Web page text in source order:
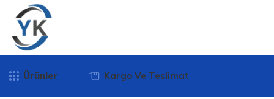
Ürünler Kargo Ve Teslimat